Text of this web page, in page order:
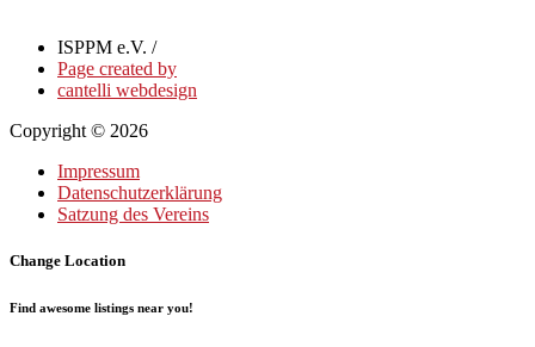
ISPPM e.V. /
Page created by
cantelli webdesign
Copyright © 2026
Impressum
Datenschutzerklärung
Satzung des Vereins
Change Location
Find awesome listings near you!